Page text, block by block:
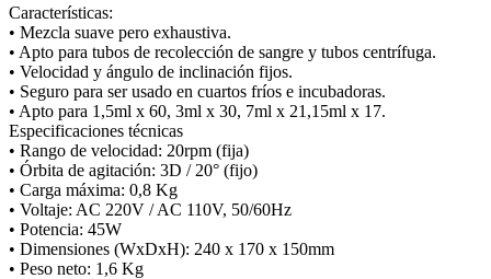
Características:
• Mezcla suave pero exhaustiva.
• Apto para tubos de recolección de sangre y tubos centrífuga.
• Velocidad y ángulo de inclinación fijos.
• Seguro para ser usado en cuartos fríos e incubadoras.
• Apto para 1,5ml x 60, 3ml x 30, 7ml x 21,15ml x 17.
Especificaciones técnicas
• Rango de velocidad: 20rpm (fija)
• Órbita de agitación: 3D / 20° (fijo)
• Carga máxima: 0,8 Kg
• Voltaje: AC 220V / AC 110V, 50/60Hz
• Potencia: 45W
• Dimensiones (WxDxH): 240 x 170 x 150mm
• Peso neto: 1,6 Kg